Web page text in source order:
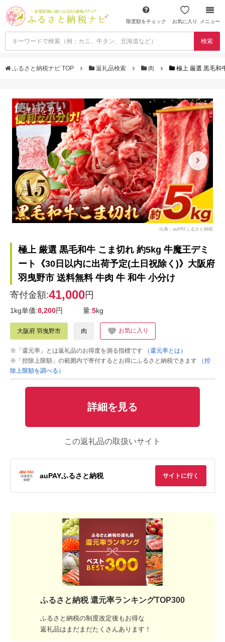
限度額をチェック お気に入り メニュー
検索
ふるさと納税ナビ TOP 返礼品検索 肉 極上 厳選 黒毛和
詳細を見る
出典：auPAYふるさと納税
極上 厳選 黒毛和牛 こま切れ 約5kg 牛魔王デミ
ート《30日以内に出荷予定(土日祝除く)》大阪府
羽曳野市 送料無料 牛肉 牛 和牛 小分け
寄付金額:41,000円
1kg単価:8,200円 量:5kg
大阪府 羽曳野市 肉 お気に入り
※「還元率」とは返礼品のお得度を測る指標です
（還元率とは）
※「控除上限額」の範囲内で寄付するとお得にふるさと納税できます
（控
除上限額を調べる）
詳細を見る
この返礼品の取扱いサイト
auPAYふるさと納税 サイトに行く
ふるさと納税 還元率ランキングTOP300
ふるさと納税の制度改定後もお得な
返礼品はまだまだたくさんあります！